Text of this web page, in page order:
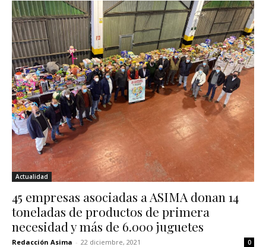
Actualidad
45 empresas asociadas a ASIMA donan 14
toneladas de productos de primera
necesidad y más de 6.000 juguetes
Redacción Asima - 22 diciembre, 2021 0